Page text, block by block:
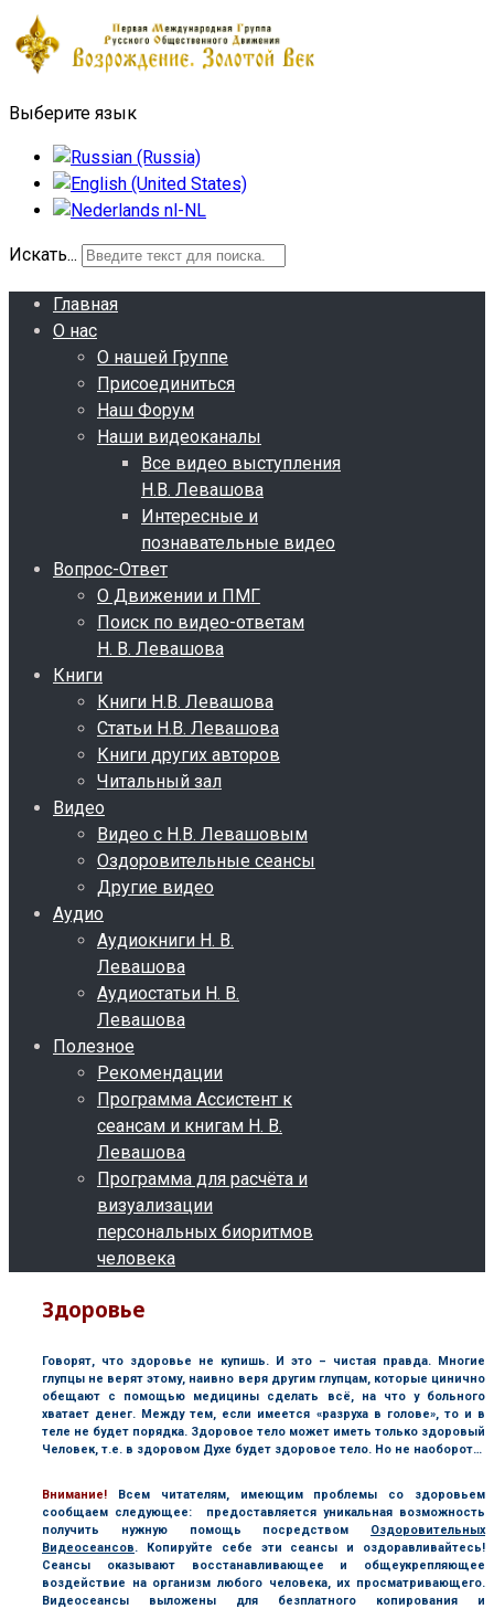
Выберите язык
Искать...
Главная
О нас
О нашей Группе
Присоединиться
Наш Форум
Наши видеоканалы
Все видео выступления
Н.В. Левашова
Интересные и
познавательные видео
Вопрос-Ответ
О Движении и ПМГ
Поиск по видео-ответам
Н. В. Левашова
Книги
Книги Н.В. Левашова
Статьи Н.В. Левашова
Книги других авторов
Читальный зал
Видео
Видео с Н.В. Левашовым
Оздоровительные сеансы
Другие видео
Аудио
Аудиокниги Н. В.
Левашова
Аудиостатьи Н. В.
Левашова
Полезное
Рекомендации
Программа Ассистент к
сеансам и книгам Н. В.
Левашова
Программа для расчёта и
визуализации
персональных биоритмов
человека
Здоровье
Говорят, что здоровье не купишь. И это – чистая правда. Многие
глупцы не верят этому, наивно веря другим глупцам, которые цинично
обещают с помощью медицины сделать всё, на что у больного
хватает денег. Между тем, если имеется «разруха в голове», то и в
теле не будет порядка. Здоровое тело может иметь только здоровый
Человек, т.е. в здоровом Духе будет здоровое тело. Но не наоборот…
Внимание! Всем читателям, имеющим проблемы со здоровьем
сообщаем следующее: предоставляется уникальная возможность
получить нужную помощь посредством Оздоровительных
Видеосеансов. Копируйте себе эти сеансы и оздоравливайтесь!
Сеансы оказывают восстанавливающее и общеукрепляющее
воздействие на организм любого человека, их просматривающего.
Видеосеансы выложены для безплатного копирования и